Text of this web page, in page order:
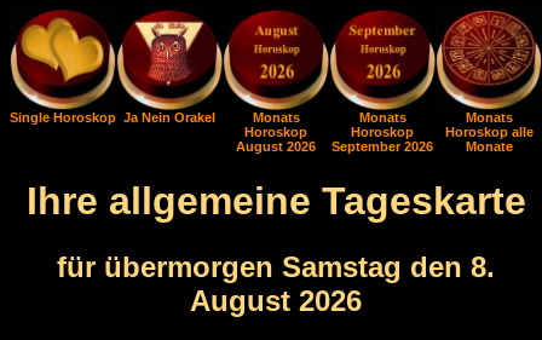
Single Horoskop Ja Nein Orakel
Monats
Horoskop
August 2026
Monats
Horoskop
September 2026
Monats
Horoskop alle
Monate
Ihre allgemeine Tageskarte
für übermorgen Samstag den 8.
August 2026